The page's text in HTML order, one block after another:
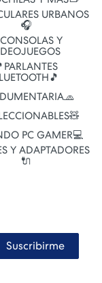
URBANOS
🎧
Y
PC GAMER💻
Y ADAPTADORES
🔌
Suscribirme